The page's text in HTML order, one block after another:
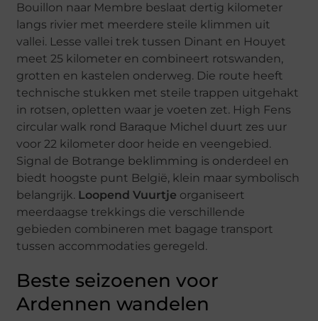
Bouillon naar Membre beslaat dertig kilometer
langs rivier met meerdere steile klimmen uit
vallei. Lesse vallei trek tussen Dinant en Houyet
meet 25 kilometer en combineert rotswanden,
grotten en kastelen onderweg. Die route heeft
technische stukken met steile trappen uitgehakt
in rotsen, opletten waar je voeten zet. High Fens
circular walk rond Baraque Michel duurt zes uur
voor 22 kilometer door heide en veengebied.
Signal de Botrange beklimming is onderdeel en
biedt hoogste punt België, klein maar symbolisch
belangrijk. Loopend Vuurtje organiseert
meerdaagse trekkings die verschillende
gebieden combineren met bagage transport
tussen accommodaties geregeld.
Beste seizoenen voor
Ardennen wandelen